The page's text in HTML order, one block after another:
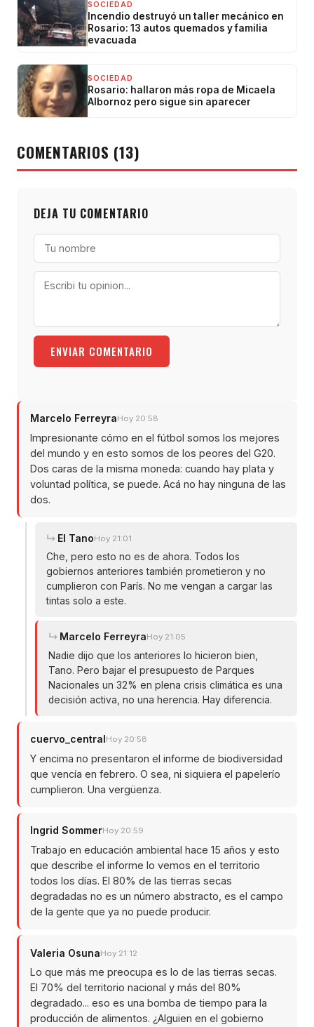
SOCIEDAD
Incendio destruyó un taller mecánico en
Rosario: 13 autos quemados y familia
evacuada
SOCIEDAD
Rosario: hallaron más ropa de Micaela
Albornoz pero sigue sin aparecer
COMENTARIOS (13)
DEJA TU COMENTARIO
ENVIAR COMENTARIO
Marcelo FerreyraHoy 20:58
Impresionante cómo en el fútbol somos los mejores
del mundo y en esto somos de los peores del G20.
Dos caras de la misma moneda: cuando hay plata y
voluntad política, se puede. Acá no hay ninguna de las
dos.
El TanoHoy 21:01
Che, pero esto no es de ahora. Todos los
gobiernos anteriores también prometieron y no
cumplieron con París. No me vengan a cargar las
tintas solo a este.
Marcelo FerreyraHoy 21:05
Nadie dijo que los anteriores lo hicieron bien,
Tano. Pero bajar el presupuesto de Parques
Nacionales un 32% en plena crisis climática es una
decisión activa, no una herencia. Hay diferencia.
cuervo_centralHoy 20:58
Y encima no presentaron el informe de biodiversidad
que vencía en febrero. O sea, ni siquiera el papelerío
cumplieron. Una vergüenza.
Ingrid SommerHoy 20:59
Trabajo en educación ambiental hace 15 años y esto
que describe el informe lo vemos en el territorio
todos los días. El 80% de las tierras secas
degradadas no es un número abstracto, es el campo
de la gente que ya no puede producir.
Valeria OsunaHoy 21:12
Lo que más me preocupa es lo de las tierras secas.
El 70% del territorio nacional y más del 80%
degradado... eso es una bomba de tiempo para la
producción de alimentos. ¿Alguien en el gobierno